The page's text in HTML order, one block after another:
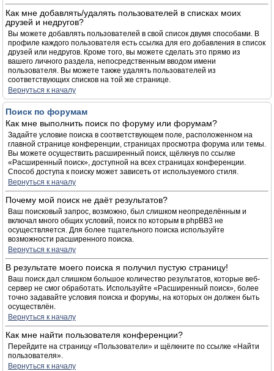
Как мне добавлять/удалять пользователей в списках моих
друзей и недругов?
Вы можете добавлять пользователей в свой список двумя способами. В
профиле каждого пользователя есть ссылка для его добавления в список
друзей или недругов. Кроме того, вы можете сделать это прямо из
вашего личного раздела, непосредственным вводом имени
пользователя. Вы можете также удалять пользователей из
соответствующих списков на той же странице.
Вернуться к началу
Поиск по форумам
Как мне выполнить поиск по форуму или форумам?
Задайте условие поиска в соответствующем поле, расположенном на
главной странице конференции, страницах просмотра форума или темы.
Вы можете осуществить расширенный поиск, щёлкнув по ссылке
«Расширенный поиск», доступной на всех страницах конференции.
Способ доступа к поиску может зависеть от используемого стиля.
Вернуться к началу
Почему мой поиск не даёт результатов?
Ваш поисковый запрос, возможно, был слишком неопределённым и
включал много общих условий, поиск по которым в phpBB3 не
осуществляется. Для более тщательного поиска используйте
возможности расширенного поиска.
Вернуться к началу
В результате моего поиска я получил пустую страницу!
Ваш поиск дал слишком большое количество результатов, которые веб-
сервер не смог обработать. Используйте «Расширенный поиск», более
точно задавайте условия поиска и форумы, на которых он должен быть
осуществлён.
Вернуться к началу
Как мне найти пользователя конференции?
Перейдите на страницу «Пользователи» и щёлкните по ссылке «Найти
пользователя».
Вернуться к началу